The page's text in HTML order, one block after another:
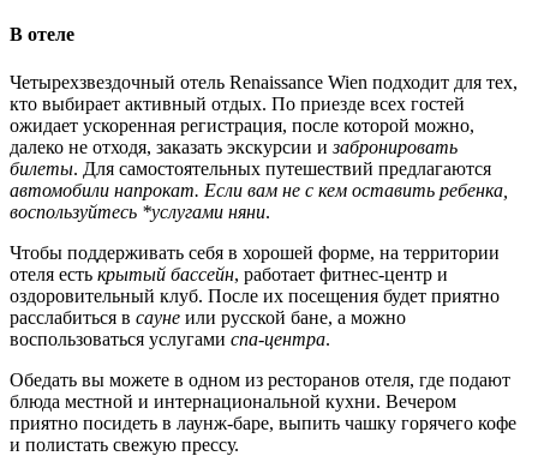
В отеле
Четырехзвездочный отель Renaissance Wien подходит для тех,
кто выбирает активный отдых. По приезде всех гостей
ожидает ускоренная регистрация, после которой можно,
далеко не отходя, заказать экскурсии изабронировать
билеты. Для самостоятельных путешествий предлагаются
автомобили напрокат. Если вам не с кем оставить ребенка,
воспользуйтесь *услугами няни.
Чтобы поддерживать себя в хорошей форме, на территории
отеля есть крытый бассейн, работает фитнес-центр и
оздоровительный клуб. После их посещения будет приятно
расслабиться в сауне или русской бане, а можно
воспользоваться услугами спа-центра.
Обедать вы можете в одном из ресторанов отеля, где подают
блюда местной и интернациональной кухни. Вечером
приятно посидеть в лаунж-баре, выпить чашку горячего кофе
и полистать свежую прессу.